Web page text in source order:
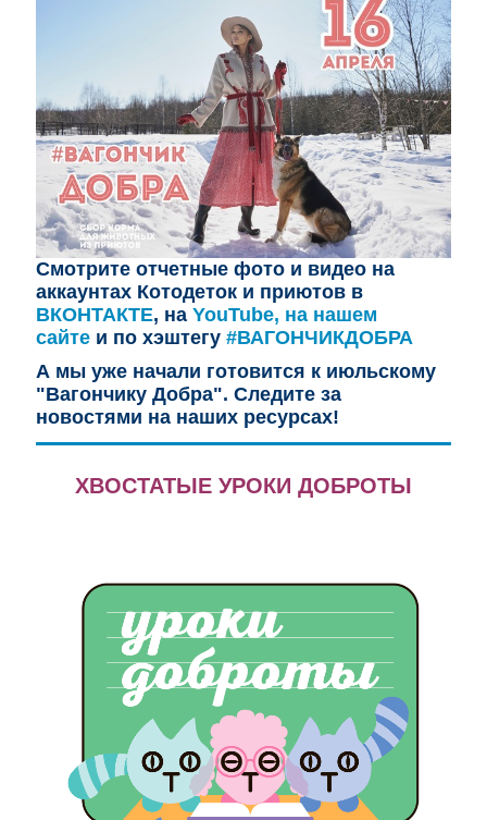
Смотрите отчетные фото и видео на
аккаунтах Котодеток и приютов в
ВКОНТАКТЕ, на YouTube, на нашем
сайте и по хэштегу #ВАГОНЧИКДОБРА
А мы уже начали готовится к июльскому
"Вагончику Добра". Следите за
новостями на наших ресурсах!
ХВОСТАТЫЕ УРОКИ ДОБРОТЫ